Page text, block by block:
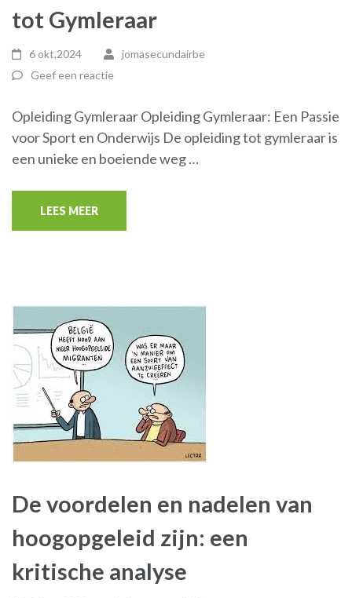
tot Gymleraar
6 okt,2024
jomasecundairbe
Geef een reactie
Opleiding Gymleraar Opleiding Gymleraar: Een Passie
voor Sport en Onderwijs De opleiding tot gymleraar is
een unieke en boeiende weg …
LEES MEER
De voordelen en nadelen van
hoogopgeleid zijn: een
kritische analyse